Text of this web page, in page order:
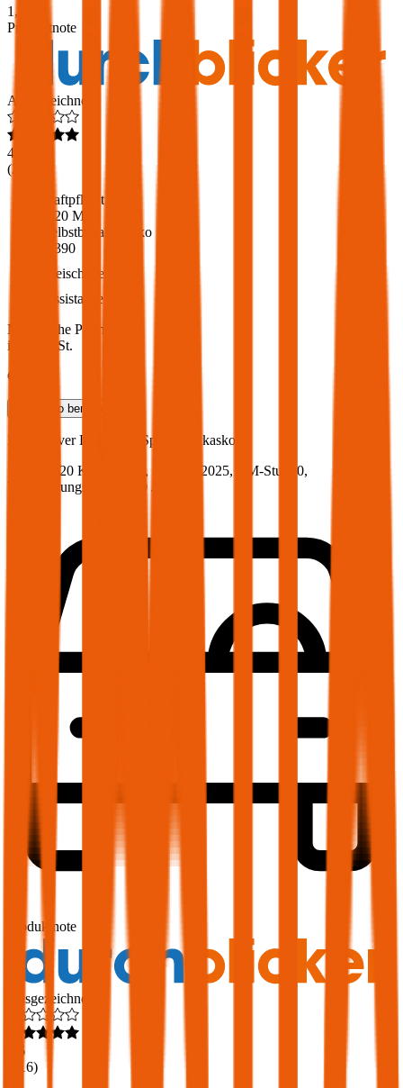
1,9
Produktnote
Ausgezeichnet
4,6
(216
Haftpflicht
€ 20 Mio.
Selbstbehalt Kasko
€ 390
Freischaden
Assistance
Monatliche Prämie
inkl. mVSt.
€ 157,37
Teilkasko berechnen
Land RoverDiscovery Sport, Vollkasko
163 PS/120 KW, hybrid, Baujahr 2025, BM-Stufe 0,
Versicherungsnehmer 30 Jahre
Produktnote
Ausgezeichnet
4,6
216)